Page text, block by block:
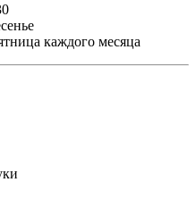
каждого месяца